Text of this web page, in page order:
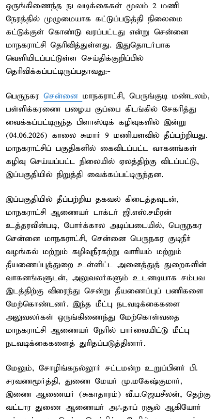
ஒருங்கிணைந்த நடவடிக்கைகள் மூலம் 2 மணி
நேரத்தில் முழுமையாக கட்டுப்படுத்தி நிலைமை
கட்டுக்குள் கொண்டு வரப்பட்டது என்று சென்னை
மாநகராட்சி தெரிவித்துள்ளது. இதுதொடர்பாக
வெளியிடப்பட்டுள்ள செய்திக்குறிப்பில்
தெரிவிக்கப்பட்டிருப்பதாவது:-
பெருநகர சென்னை மாநகராட்சி, பெருங்குடி மண்டலம்,
பள்ளிக்கரணை பழைய குப்பை கிடங்கில் சேகரித்து
வைக்கப்பட்டிருந்த பிளாஸ்டிக் கழிவுகளில் இன்று
(04.06.2026) காலை சுமார் 9 மணியளவில் தீப்பற்றியது.
மாநகராட்சிப் பகுதிகளில் கைவிடப்பட்ட வாகனங்கள்
கழிவு செய்யப்பட்ட நிலையில் ஏலத்திற்கு விடப்பட்டு,
இப்பகுதியில் நிறுத்தி வைக்கப்பட்டிருந்தன.
இப்பகுதியில் தீப்பற்றிய தகவல் கிடைத்தவுடன்,
மாநகராட்சி ஆணையர் டாக்டர் ஜி.எஸ்.சமீரன்
உத்தரவின்படி, போர்க்கால அடிப்படையில், பெருநகர
சென்னை மாநகராட்சி, சென்னை பெருநகர குடிநீர்
வழங்கல் மற்றும் கழிவுநீரகற்று வாரியம் மற்றும்
தீயணைப்புத்துறை உள்ளிட்ட அனைத்துத் துறைகளின்
வாகனங்களுடன், அலுவலர்களும் உடனடியாக சம்பவ
இடத்திற்கு விரைந்து சென்று தீயணைப்புப் பணிகளை
மேற்கொண்டனர். இந்த மீட்பு நடவடிக்கைகளை
அலுவலர்கள் ஒருங்கிணைந்து மேற்கொள்வதை
மாநகராட்சி ஆணையர் நேரில் பார்வையிட்டு மீட்பு
நடவடிக்கைகளைத் துரிதப்படுத்தினார்.
மேலும், சோழிங்கநல்லூர் சட்டமன்ற உறுப்பினர் பி.
சரவணமூர்த்தி, துணை மேயர் மு.மகேஷ்குமார்,
இணை ஆணையர் (சுகாதாரம்) வீ.ப.ஜெயசீலன், தெற்கு
வட்டார துணை ஆணையர் அஃதாப் ரசூல் ஆகியோர்